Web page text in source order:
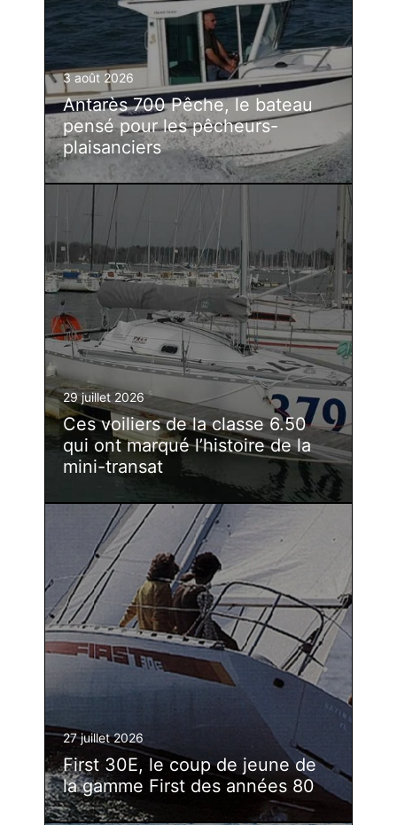
3 août 2026
Antarès 700 Pêche, le bateau
pensé pour les pêcheurs-
plaisanciers
29 juillet 2026
Ces voiliers de la classe 6.50
qui ont marqué l’histoire de la
mini-transat
27 juillet 2026
First 30E, le coup de jeune de
la gamme First des années 80